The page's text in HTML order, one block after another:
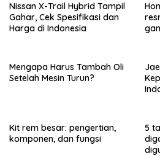
Nissan X-Trail Hybrid Tampil
Gahar, Cek Spesifikasi dan
Harga di Indonesia
Mengapa Harus Tambah Oli
Setelah Mesin Turun?
Kit rem besar: pengertian,
komponen, dan fungsi
5